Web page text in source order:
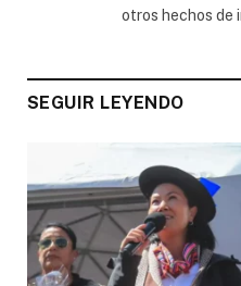
otros hechos de
SEGUIR LEYENDO